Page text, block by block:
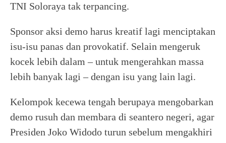
TNI Soloraya tak terpancing.
Sponsor aksi demo harus kreatif lagi menciptakan
isu-isu panas dan provokatif. Selain mengeruk
kocek lebih dalam – untuk mengerahkan massa
lebih banyak lagi – dengan isu yang lain lagi.
Kelompok kecewa tengah berupaya mengobarkan
demo rusuh dan membara di seantero negeri, agar
Presiden Joko Widodo turun sebelum mengakhiri